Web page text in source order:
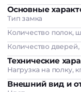
Основные
Тип замка
Количество полок,
Количество
Технические
Нагрузка на полку,
Внешний вид и